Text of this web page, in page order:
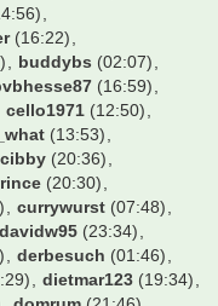
(16:22)
buddybs (02:07)
(16:59)
cello1971 (12:50)
(13:53)
cibby (20:36)
(20:30)
currywurst (07:48)
davidw95 (23:34)
derbesuch (01:46)
dietmar123 (19:34)